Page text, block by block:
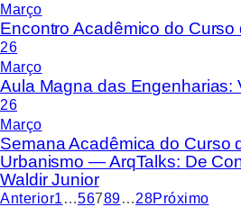
Março
Encontro Acadêmico do Curso
26
Março
Aula Magna das Engenharias:
26
Março
Semana Acadêmica do Curso
Urbanismo — ArqTalks: De
Waldir Junior
Anterior1 …56789…28Próximo